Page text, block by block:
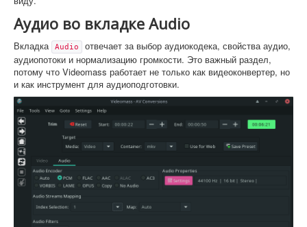
Аудио во вкладке Audio
Вкладка Audio
отвечает за выбор аудиокодека, свойства аудио,
аудиопотоки и нормализацию громкости. Это важный раздел,
потому что Videomass работает не только как видеоконвертер, но
и как инструмент для аудиоподготовки.